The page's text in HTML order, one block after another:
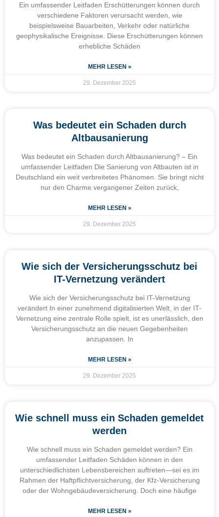
Ein umfassender Leitfaden Erschütterungen können durch
verschiedene Faktoren verursacht werden, wie
beispielsweise Bauarbeiten, Verkehr oder natürliche
geophysikalische Ereignisse. Diese Erschütterungen können
erhebliche Schäden
MEHR LESEN »
29. Dezember 2025
Was bedeutet ein Schaden durch
Altbausanierung
Was bedeutet ein Schaden durch Altbausanierung? – Ein
umfassender Leitfaden Die Sanierung von Altbauten ist in
Deutschland ein weit verbreitetes Phänomen. Sie bringt nicht
nur den Charme vergangener Zeiten zurück,
MEHR LESEN »
29. Dezember 2025
Wie sich der Versicherungsschutz bei
IT-Vernetzung verändert
Wie sich der Versicherungsschutz bei IT-Vernetzung
verändert In einer zunehmend digitalisierten Welt, in der IT-
Vernetzung eine zentrale Rolle spielt, ist es unerlässlich, den
Versicherungsschutz an die neuen Gegebenheiten
anzupassen. In
MEHR LESEN »
29. Dezember 2025
Wie schnell muss ein Schaden gemeldet
werden
Wie schnell muss ein Schaden gemeldet werden? Ein
umfassender Leitfaden Schäden können in den
unterschiedlichsten Lebensbereichen auftreten—sei es im
Rahmen der Haftpflichtversicherung, der Kfz-Versicherung
oder der Wohngebäudeversicherung. Doch eine häufige
MEHR LESEN »